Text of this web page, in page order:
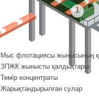
1
Мыс флотациясы жынысының
ЗПЖК жынысты қалдықтары
Темір концентраты
Жарықтандырылған сулар